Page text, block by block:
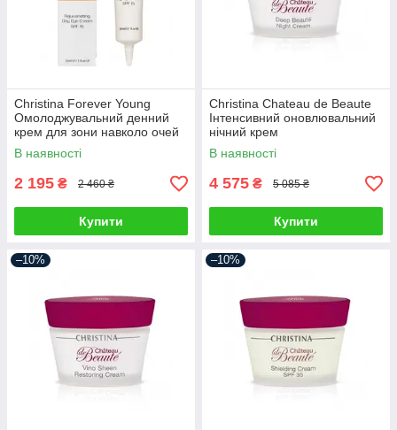
Christina Forever Young
Омолоджувальний денний
крем для зони навколо очей
В наявності
2 195 ₴ 2 460 ₴
Купити
Christina Chateau de Beaute
Інтенсивний оновлювальний
нічний крем
В наявності
4 575 ₴ 5 085 ₴
Купити
–10% –10%